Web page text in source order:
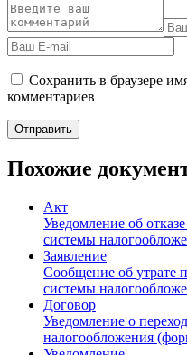
Сохранить в браузере
комментариев
Похожие
Акт
Уведомление об
системы
Заявление
Сообщение об утрате
системы
Договор
Уведомление о
налогообложения